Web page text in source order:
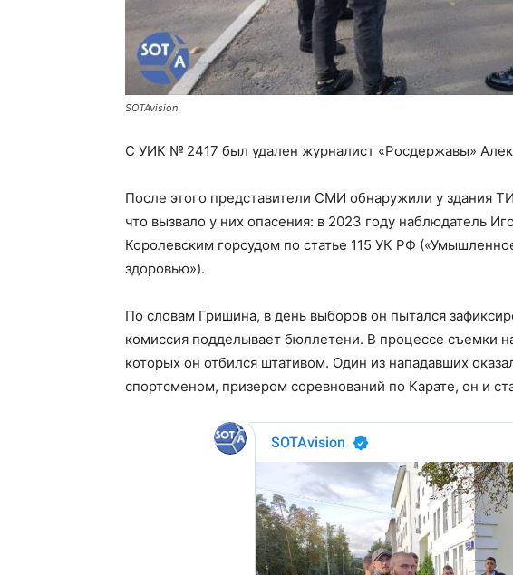
SOTAvision
С УИК № 2417 был удален журналист «Росдержавы»
После этого представители СМИ обнаружили у здания
что вызвало у них опасения: в 2023 году наблюдатель
Королевским горсудом по статье 115 УК РФ
здоровью»).
По словам Гришина, в день выборов он пытался
комиссия подделывает бюллетени. В процессе съемки
которых он отбился штативом. Один из нападавших
спортсменом, призером соревнований по Карате, он и